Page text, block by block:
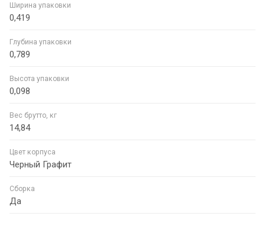
Ширина упаковки
0,419
Глубина упаковки
0,789
Высота упаковки
0,098
Вес брутто, кг
14,84
Цвет корпуса
Черный Графит
Сборка
Да